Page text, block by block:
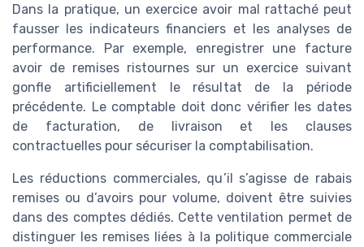
Dans la pratique, un exercice avoir mal rattaché peut
fausser les indicateurs financiers et les analyses de
performance. Par exemple, enregistrer une facture
avoir de remises ristournes sur un exercice suivant
gonfle artificiellement le résultat de la période
précédente. Le comptable doit donc vérifier les dates
de facturation, de livraison et les clauses
contractuelles pour sécuriser la comptabilisation.
Les réductions commerciales, qu’il s’agisse de rabais
remises ou d’avoirs pour volume, doivent être suivies
dans des comptes dédiés. Cette ventilation permet de
distinguer les remises liées à la politique commerciale